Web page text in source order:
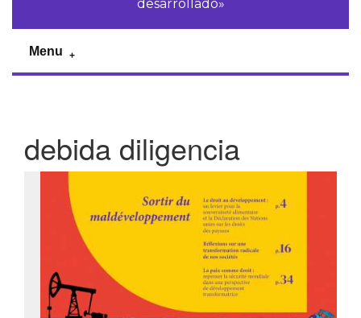
desarrollado»
Menu
debida diligencia